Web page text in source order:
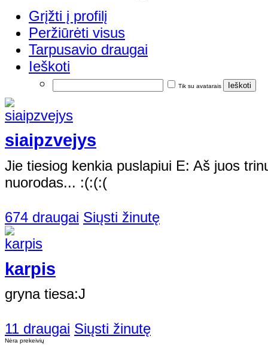
Grįžti į profilį
Peržiūrėti visus
Tarpusavio draugai
Ieškoti
Tik su avatarais
siaipzvejys
Jie tiesiog kenkia puslapiui E: Aš juos
nuorodas... :(:(:(
674 draugai Siųsti žinutę
karpis
gryna tiesa:J
11 draugai Siųsti žinutę
Nėra prekeivių